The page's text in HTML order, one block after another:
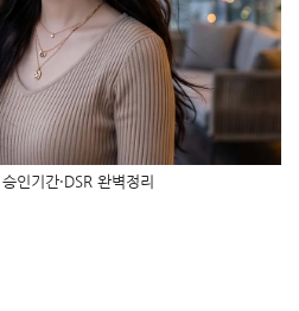
인기간·DSR 완벽정리